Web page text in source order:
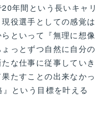
年間という長いキャリ
役選手としての感覚は
といって『無理に想像
っとずつ自然に自分の
な仕事に従事していき
たすことの出来なかっ
という目標を叶える